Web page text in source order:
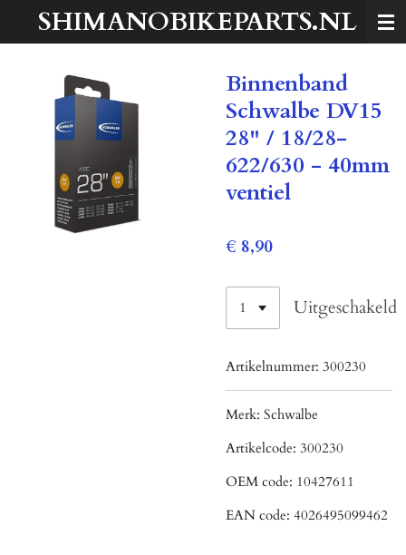
hoofdinhoud
SHIMANOBIKEPARTS.NL
Binnenband
Schwalbe DV15
28" / 18/28-
622/630 - 40mm
ventiel
€ 8,90
Uitgeschakeld
Artikelnummer: 300230
Merk: Schwalbe
Artikelcode: 300230
OEM code: 10427611
EAN code: 4026495099462